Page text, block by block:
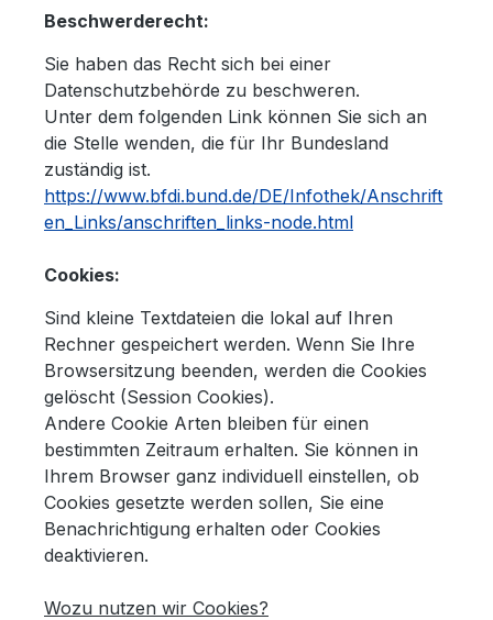
Beschwerderecht:
Sie haben das Recht sich bei einer
Datenschutzbehörde zu beschweren.
Unter dem folgenden Link können Sie sich an
die Stelle wenden, die für Ihr Bundesland
zuständig ist.
https://www.bfdi.bund.de/DE/Infothek/Anschrift
en_Links/anschriften_links-node.html
Cookies:
Sind kleine Textdateien die lokal auf Ihren
Rechner gespeichert werden. Wenn Sie Ihre
Browsersitzung beenden, werden die Cookies
gelöscht (Session Cookies).
Andere Cookie Arten bleiben für einen
bestimmten Zeitraum erhalten. Sie können in
Ihrem Browser ganz individuell einstellen, ob
Cookies gesetzte werden sollen, Sie eine
Benachrichtigung erhalten oder Cookies
deaktivieren.
Wozu nutzen wir Cookies?